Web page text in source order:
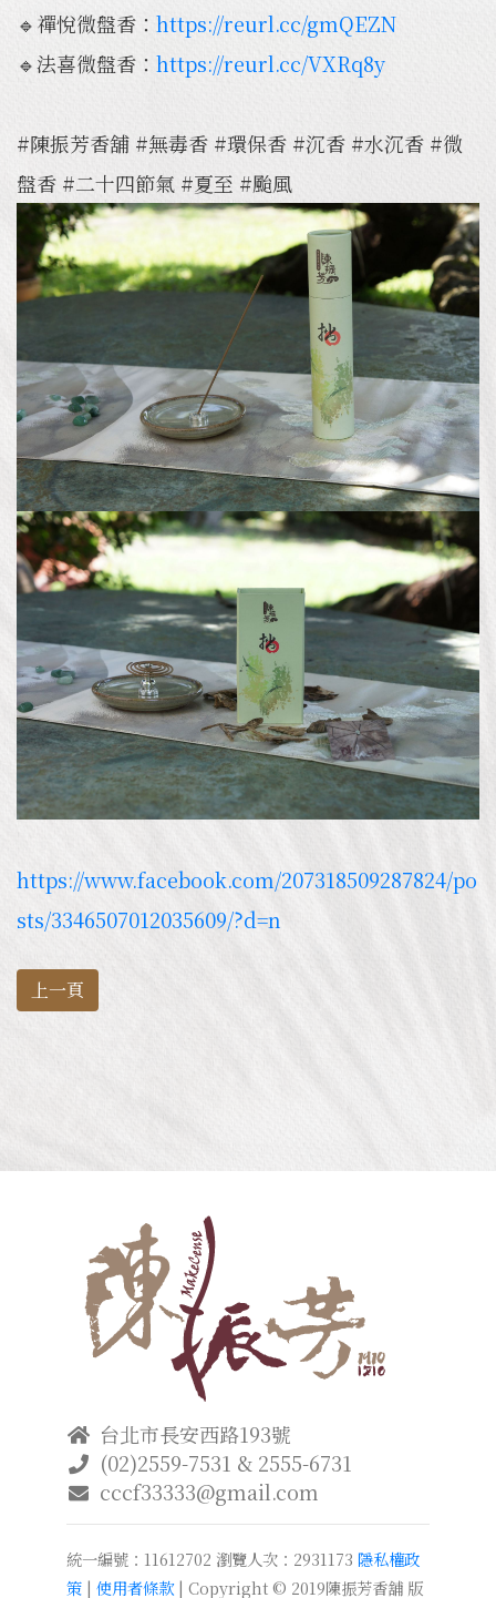
🔹禪悅微盤香： https://reurl.cc/gmQEZN
🔹法喜微盤香： https://reurl.cc/VXRq8y
#陳振芳香舖 #無毒香 #環保香 #沉香 #水沉香 #微
盤香 #二十四節氣 #夏至 #颱風
https://www.facebook.com/207318509287824/po
sts/3346507012035609/?d=n
上一頁
台北市長安西路193號
(02)2559-7531 & 2555-6731
cccf33333@gmail.com
統一編號：11612702 瀏覽人次：2931173 隱私權政
策| 使用者條款| Copyright © 2019陳振芳香舖 版